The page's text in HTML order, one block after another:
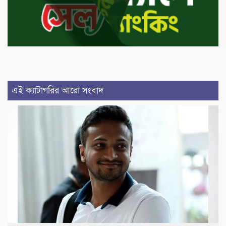
এই ক্যাটাগরির আরো সংবাদ